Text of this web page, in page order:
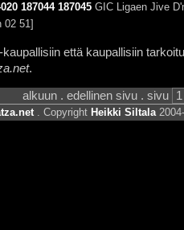
187044 187045GIC Ligaen Jive
02 51]
että kaupallisiin
.
alkuun . edellinen sivu . sivu
. Copyright Heikki Siltala